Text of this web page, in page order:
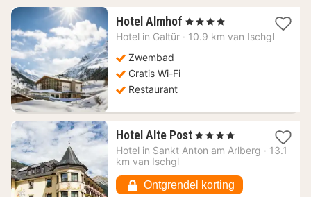
Hotel Almhof 1
nacht
, 4 Sterren
Hotel in Galtür · 10.9 km van Ischgl
Zwembad
Gratis Wi-Fi
Restaurant
Hotel Alte Post 1
nacht
€
, 4 Sterren
Hotel in Sankt Anton am Arlberg · 13.1
km van Ischgl
Ontgrendel korting